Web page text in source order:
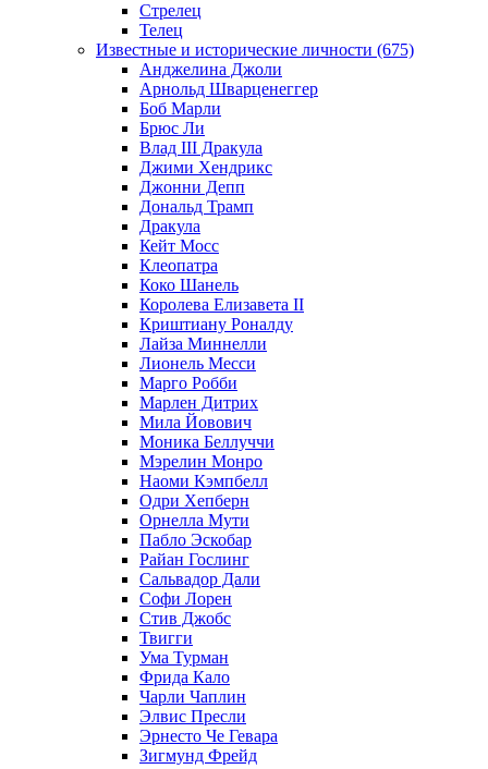
Стрелец
Телец
Известные и исторические личности (675)
Анджелина Джоли
Арнольд Шварценеггер
Боб Марли
Брюс Ли
Влад III Дракула
Джими Хендрикс
Джонни Депп
Дональд Трамп
Дракула
Кейт Мосс
Клеопатра
Коко Шанель
Королева Елизавета II
Криштиану Роналду
Лайза Миннелли
Лионель Месси
Марго Робби
Марлен Дитрих
Мила Йовович
Моника Беллуччи
Мэрелин Монро
Наоми Кэмпбелл
Одри Хепберн
Орнелла Мути
Пабло Эскобар
Райан Гослинг
Сальвадор Дали
Софи Лорен
Стив Джобс
Твигги
Ума Турман
Фрида Кало
Чарли Чаплин
Элвис Пресли
Эрнесто Че Гевара
Зигмунд Фрейд